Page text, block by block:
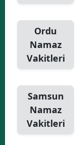
Ordu
Namaz
Vakitleri
Samsun
Namaz
Vakitleri